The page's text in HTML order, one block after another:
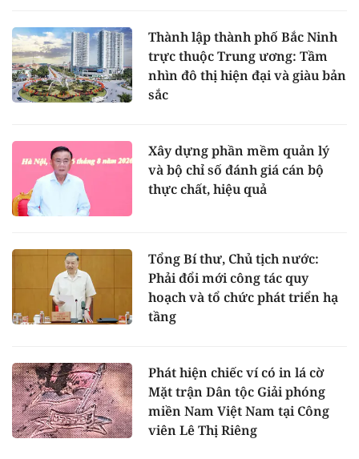
Thành lập thành phố Bắc Ninh
trực thuộc Trung ương: Tầm
nhìn đô thị hiện đại và giàu bản
sắc
Xây dựng phần mềm quản lý
và bộ chỉ số đánh giá cán bộ
thực chất, hiệu quả
Tổng Bí thư, Chủ tịch nước:
Phải đổi mới công tác quy
hoạch và tổ chức phát triển hạ
tầng
Phát hiện chiếc ví có in lá cờ
Mặt trận Dân tộc Giải phóng
miền Nam Việt Nam tại Công
viên Lê Thị Riêng